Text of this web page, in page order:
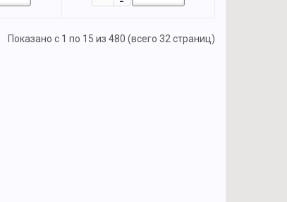
Показано с 1 по 15 из 480 (всего 32 страниц)